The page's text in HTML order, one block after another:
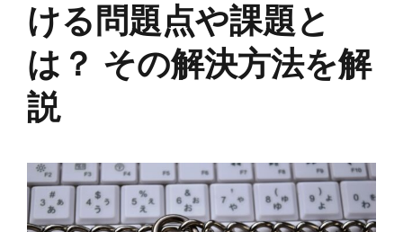
ける問題点や課題と
は？ その解決方法を解
説